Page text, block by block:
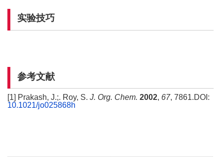
实验技巧
参考文献
[1] Prakash, J.;. Roy, S. J. Org. Chem. 2002, 67, 7861.DOI:
10.1021/jo025868h